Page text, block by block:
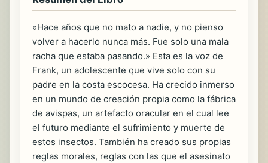
«Hace años que no mato a nadie, y no pienso
volver a hacerlo nunca más. Fue solo una mala
racha que estaba pasando.» Esta es la voz de
Frank, un adolescente que vive solo con su
padre en la costa escocesa. Ha crecido inmerso
en un mundo de creación propia como la fábrica
de avispas, un artefacto oracular en el cual lee
el futuro mediante el sufrimiento y muerte de
estos insectos. También ha creado sus propias
reglas morales, reglas con las que el asesinato